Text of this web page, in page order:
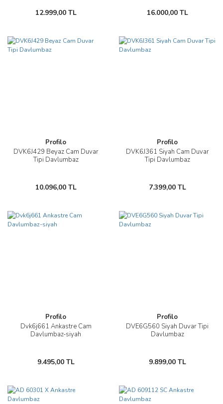
12.999,00 TL 16.000,00 TL
Profilo
DVK6J429 Beyaz Cam Duvar
Tipi Davlumbaz
10.096,00 TL
Profilo
DVK6J361 Siyah Cam Duvar
Tipi Davlumbaz
7.399,00 TL
Profilo
Dvk6j661 Ankastre Cam
Davlumbaz-siyah
9.495,00 TL
Profilo
DVE6G560 Siyah Duvar Tipi
Davlumbaz
9.899,00 TL